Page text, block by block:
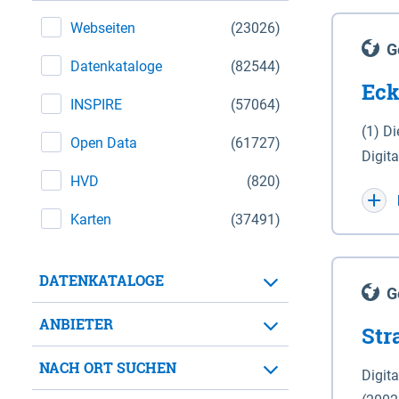
(23026)
Webseiten
(82544)
Datenkataloge
(57064)
INSPIRE
(61727)
Open Data
(820)
HVD
(37491)
Karten
DATENKATALOGE
ANBIETER
NACH ORT SUCHEN
(1)
WGS
für
der in